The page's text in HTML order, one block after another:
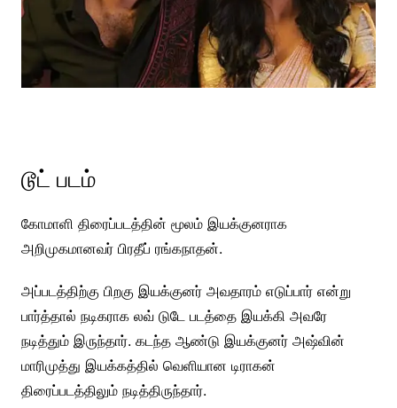
டூட் படம்
கோமாளி திரைப்படத்தின் மூலம் இயக்குனராக
அறிமுகமானவர் பிரதீப் ரங்கநாதன்.
அப்படத்திற்கு பிறகு இயக்குனர் அவதாரம் எடுப்பார் என்று
பார்த்தால் நடிகராக லவ் டுடே படத்தை இயக்கி அவரே
நடித்தும் இருந்தார். கடந்த ஆண்டு இயக்குனர் அஷ்வின்
மாரிமுத்து இயக்கத்தில் வெளியான டிராகன்
திரைப்படத்திலும் நடித்திருந்தார்.